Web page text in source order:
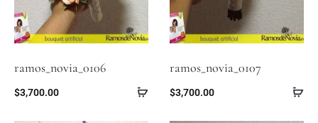
ramos_novia_0106
$3,700.00
ramos_novia_0107
$3,700.00